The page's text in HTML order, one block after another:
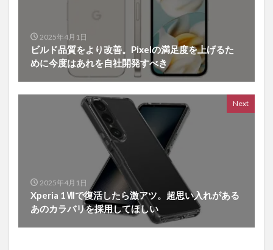
2025年4月1日
ビルド品質をより改善。Pixelの満足度を上げるた
めに今度はあれを自社開発すべき
Next
2025年4月1日
Xperia 1Ⅶで復活したら激アツ。超思い入れがある
あのカラバリを採用してほしい